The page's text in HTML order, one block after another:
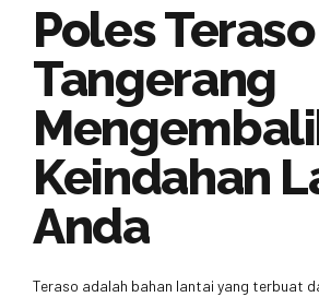
Poles
Tangerang
Keindahan
Anda
Teraso adalah bahan lantai yang terbuat